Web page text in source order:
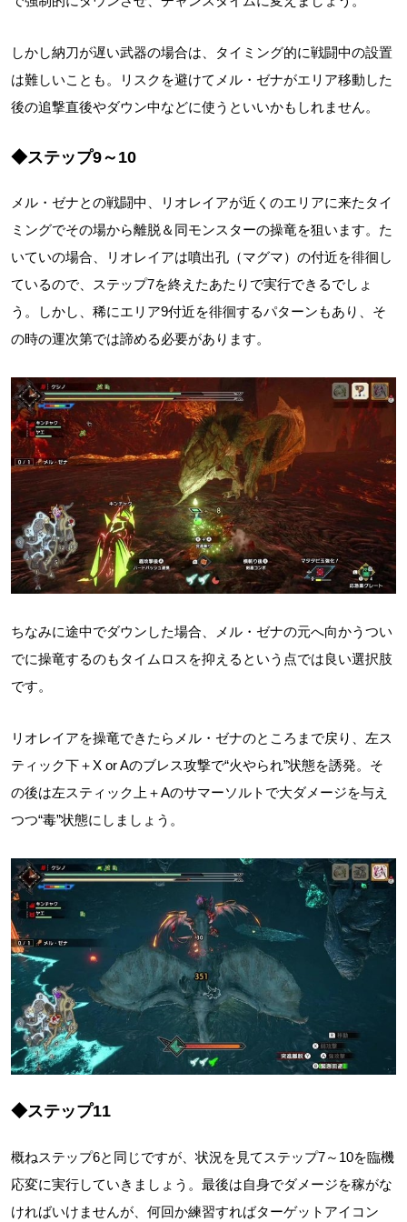
しかし納刀が遅い武器の場合は、タイミング的に戦闘中の設置
は難しいことも。リスクを避けてメル・ゼナがエリア移動した
後の追撃直後やダウン中などに使うといいかもしれません。
◆ステップ9～10
メル・ゼナとの戦闘中、リオレイアが近くのエリアに来たタイ
ミングでその場から離脱＆同モンスターの操竜を狙います。た
いていの場合、リオレイアは噴出孔（マグマ）の付近を徘徊し
ているので、ステップ7を終えたあたりで実行できるでしょ
う。しかし、稀にエリア9付近を徘徊するパターンもあり、そ
の時の運次第では諦める必要があります。
ちなみに途中でダウンした場合、メル・ゼナの元へ向かうつい
でに操竜するのもタイムロスを抑えるという点では良い選択肢
です。
リオレイアを操竜できたらメル・ゼナのところまで戻り、左ス
ティック下＋X or Aのブレス攻撃で“火やられ”状態を誘発。そ
の後は左スティック上＋Aのサマーソルトで大ダメージを与え
つつ“毒”状態にしましょう。
◆ステップ11
概ねステップ6と同じですが、状況を見てステップ7～10を臨機
応変に実行していきましょう。最後は自身でダメージを稼がな
ければいけませんが、何回か練習すればターゲットアイコン